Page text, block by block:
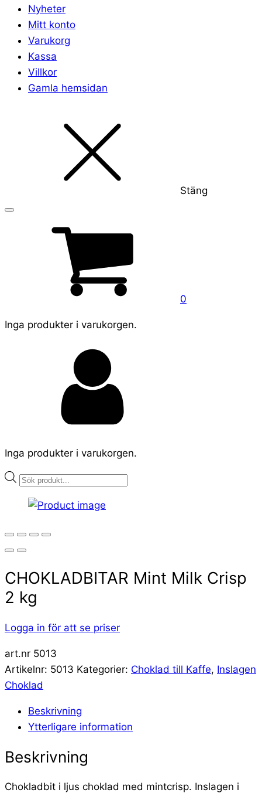
Nyheter
Mitt konto
Varukorg
Kassa
Villkor
Gamla hemsidan
Stäng
0
Inga produkter i varukorgen.
Inga produkter i varukorgen.
Products
CHOKLADBITAR Mint Milk Crisp
2 kg
Logga in för att se priser
art.nr 5013
Artikelnr: 5013 Kategorier: Choklad till Kaffe, Inslagen
Choklad
Beskrivning
Ytterligare information
Beskrivning
Chokladbit i ljus choklad med mintcrisp. Inslagen i